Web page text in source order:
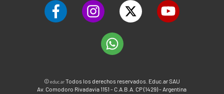
©educ.arTodos los derechos reservados. Educ.ar SAU
Av. Comodoro Rivadavia 1151 - C.A.B.A. CP (1429) - Argentina